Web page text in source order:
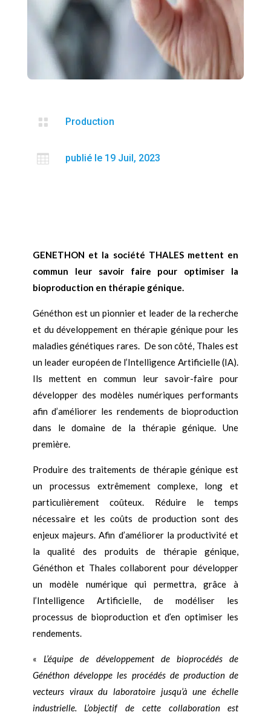
 Production
 publié le 19 Juil, 2023
GENETHON et la société THALES mettent en
commun leur savoir faire pour optimiser la
bioproduction en thérapie génique.
Généthon est un pionnier et leader de la recherche
et du développement en thérapie génique pour les
maladies génétiques rares. De son côté, Thales est
un leader européen de l’Intelligence Artificielle (IA).
Ils mettent en commun leur savoir-faire pour
développer des modèles numériques performants
afin d’améliorer les rendements de bioproduction
dans le domaine de la thérapie génique. Une
première.
Produire des traitements de thérapie génique est
un processus extrêmement complexe, long et
particulièrement coûteux. Réduire le temps
nécessaire et les coûts de production sont des
enjeux majeurs. Afin d’améliorer la productivité et
la qualité des produits de thérapie génique,
Généthon et Thales collaborent pour développer
un modèle numérique qui permettra, grâce à
l’Intelligence Artificielle, de modéliser les
processus de bioproduction et d’en optimiser les
rendements.
« L’équipe de développement de bioprocédés de
Généthon développe les procédés de production de
vecteurs viraux du laboratoire jusqu’à une échelle
industrielle. L’objectif de cette collaboration est